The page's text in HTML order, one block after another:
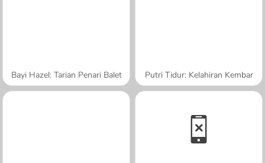
Bayi Hazel: Tarian Penari Balet Putri Tidur: Kelahiran Kembar